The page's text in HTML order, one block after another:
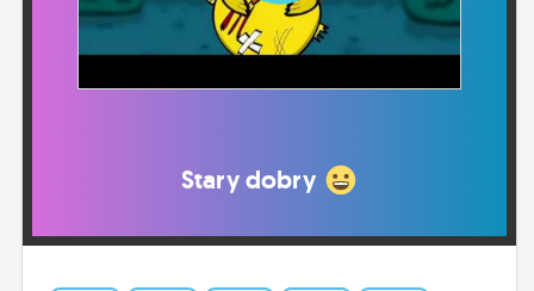
OBRÁZKY
ĽUDIA
Stary dobry